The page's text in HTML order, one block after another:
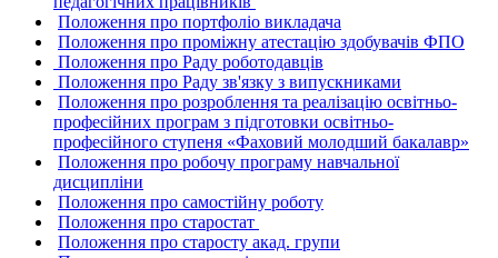
Положення про портфолiо викладача
Положення про промiжну атестацiю здобувачiв ФПО
Положення про Раду роботодавців
Положення про Раду зв'язку з випускниками
Положення про розроблення та реалізацію освітньо-
професійних програм з підготовки освітньо-
професійного ступеня «Фаховий молодший бакалавр»
Положення про робочу програму навчальної
дисципліни
Положення про самостiйну роботу
Положення про старостат
Положення про старосту акад. групи